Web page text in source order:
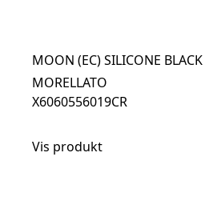
MOON (EC) SILICONE BLACK
MORELLATO
X6060556019CR
Vis produkt